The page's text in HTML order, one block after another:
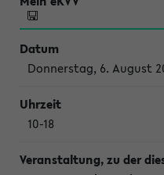
Donnerstag, 6. August
10-18